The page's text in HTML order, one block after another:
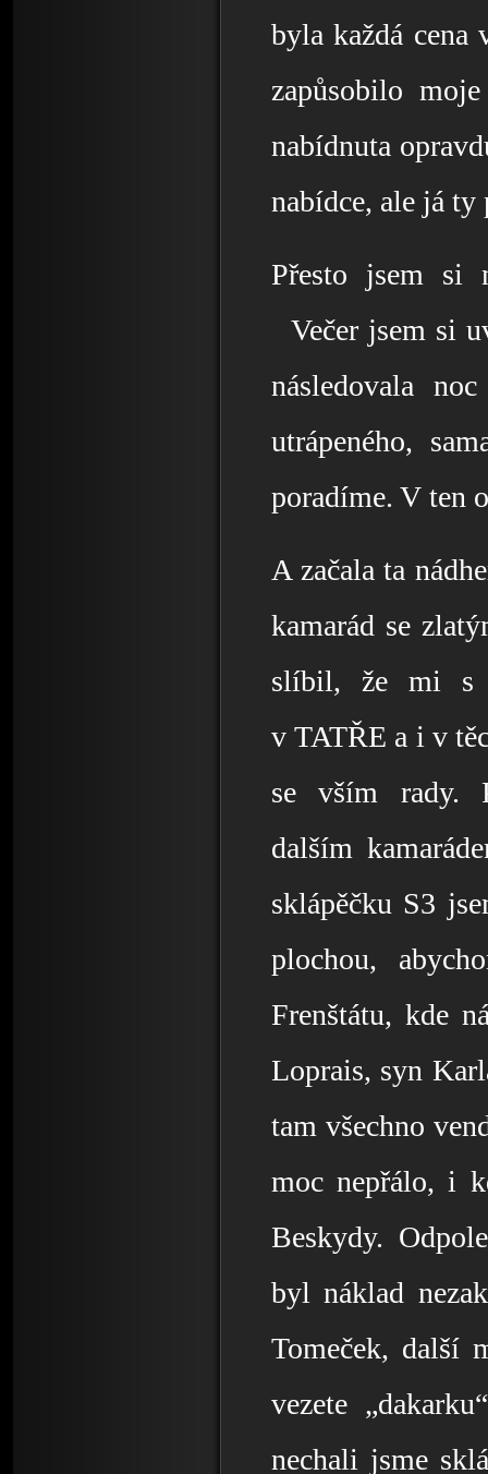
byla každá cena
zapůsobilo
nabídnuta
nabídce, ale já ty
Přesto jsem si
Večer jsem si
následovala
utrápeného,
poradíme. V ten
A začala ta
kamarád se
slíbil, že mi s
v TATŘE a i v
se vším rady.
dalším
sklápěčku S3
plochou,
Frenštátu, kde
Loprais, syn
tam všechno
moc nepřálo, i
Beskydy.
byl náklad
Tomeček, další
vezete
nechali jsme